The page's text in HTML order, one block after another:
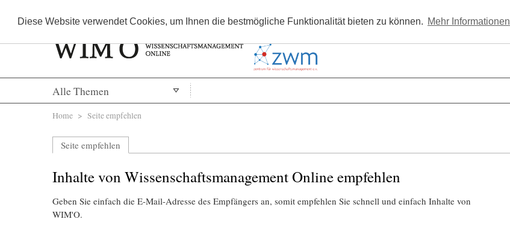
Diese Website verwendet Cookies, um Ihnen die bestmögliche Funktionalität bieten zu können. Mehr Informationen
Kostenlos registrieren
Alle Themen
Sie sind hier
Home > Seite empfehlen
Seite empfehlen
Inhalte von Wissenschaftsmanagement Online empfehlen
Geben Sie einfach die E-Mail-Adresse des Empfängers an, somit empfehlen Sie schnell und einfach Inhalte von
WIM'O.